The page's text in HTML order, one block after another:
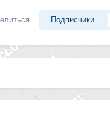
Подписчики